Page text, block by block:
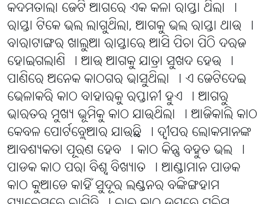
କଦମତାଲା ଜେଟି ଆଗରେ ଏକ କଳା ରାସ୍ତା ଥିଲା ।
ରାସ୍ତା ଟିକେ ଭଲ ଲାଗୁଥିଲା, ଆଗକୁ ଭଲ ରାସ୍ତା ଥାଉ ।
ବାରାଟାଙ୍ଗର ଖାଲୁଆ ରାସ୍ତାରେ ଆସି ପିଚା ପିଠି ଦରଜ
ହୋଇଗଲାଣି । ଆଉ ଆଗକୁ ଯାତ୍ରା ସୁଖଦ ହେଉ ।
ପାଣିରେ ଅନେକ କାଠଗର ଭାସୁଥିଲା । ଏ ଜେଟିଦେଇ
ଭେଳାକରି କାଠ ବାହାରକୁ ରପ୍ତାନୀ ହୁଏ । ଆଗରୁ
ଭାରତର ମୁଖ୍ୟ ଭୂମିକୁ କାଠ ଯାଉଥିଲା । ଆଜିକାଲି କାଠ
କେବଳ ପୋର୍ଟବ୍ଲେଆର ଯାଉଛି । ଦ୍ୱୀପର ଲୋକମାନଙ୍କ
ଆବଶ୍ୟକତା ପୂରଣ ହେବ । କାଠ କିନ୍ତୁ ବହୁତ ଭଲ ।
ପାଡକ କାଠ ପରା ବିଶ୍ୱ ବିଖ୍ୟାତ । ଆଣ୍ଡାମାନ ପାଡକ
କାଠ କୁଆଡେ କାହିଁ ସୁଦୂର ଲଣ୍ଡନର ବଙ୍କିଙ୍ଗହାମ